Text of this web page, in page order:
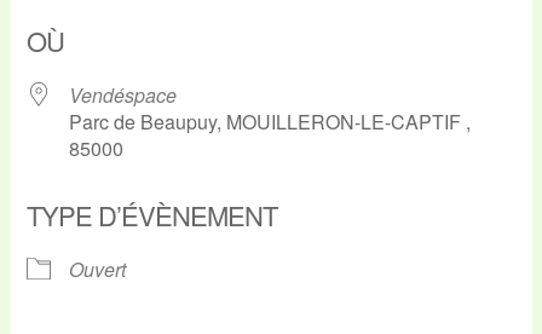
OÙ
Vendéspace
Parc de Beaupuy, MOUILLERON-LE-CAPTIF ,
85000
TYPE D’ÉVÈNEMENT
Ouvert